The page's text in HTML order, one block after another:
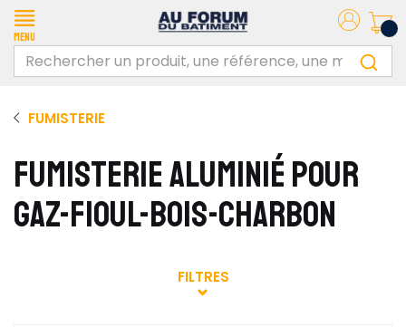
Menu
FUMISTERIE
FUMISTERIE ALUMINIÉ POUR
GAZ-FIOUL-BOIS-CHARBON
FILTRES